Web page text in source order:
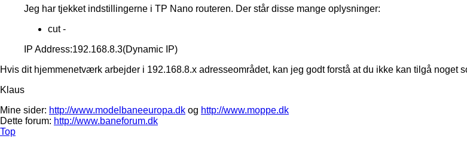
Jeg har tjekket indstillingerne i TP Nano routeren. Der står disse mange oplysninger:
cut -
IP Address:192.168.8.3(Dynamic IP)
Hvis dit hjemmenetværk arbejder i 192.168.8.x adresseområdet, kan jeg godt forstå at du ikke kan tilgå noget
Klaus
Mine sider: http://www.modelbaneeuropa.dk og http://www.moppe.dk
Dette forum: http://www.baneforum.dk
Top